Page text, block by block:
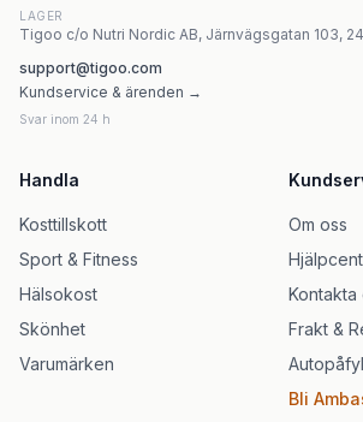
LAGER
Tigoo c/o Nutri Nordic AB, Järnvägsgatan 103,
support@tigoo.com
Kundservice & ärenden →
Svar inom 24 h
Handla
Kosttillskott
Sport & Fitness
Hälsokost
Skönhet
Varumärken
Om oss
Kontakta
Frakt &
Bli